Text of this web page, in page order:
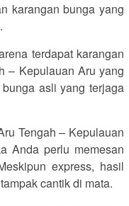
karangan bunga yang
terdapat karangan
– Kepulauan Aru yang
asli yang terjaga
Tengah – Kepulauan
Anda perlu memesan
express, hasil
cantik di mata.